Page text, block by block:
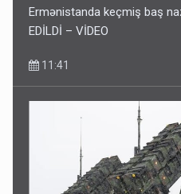
Ermənistanda keçmiş baş
EDİLDİ – VİDEO
11:41